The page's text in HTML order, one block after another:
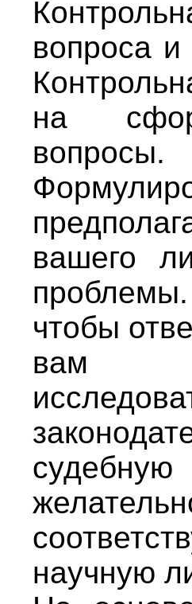
вопроса и
на
вопросы.
вашего
чтобы
вам
научную